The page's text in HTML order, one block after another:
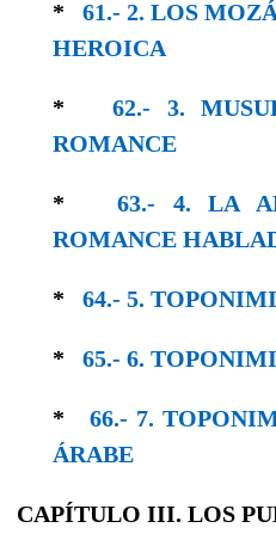
* 61.- 2. LOS
HE­ROICA
*62.- 3.
ROMANCE
* 63.- 4. LA
ROMANCE
* 64.- 5.
* 65.- 6.
* 66.- 7.
ÁRABE
CAPÍTULO III. LOS